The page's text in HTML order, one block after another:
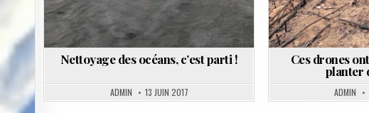
Nettoyage des océans, c’est parti !
ADMIN 13 JUIN 2017
Ces drones
planter
ADMIN